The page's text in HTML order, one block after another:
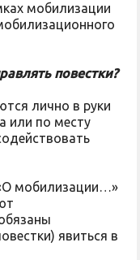
мобилизации
повестки?
лично в руки
или по месту
мобилизации…»
явиться в